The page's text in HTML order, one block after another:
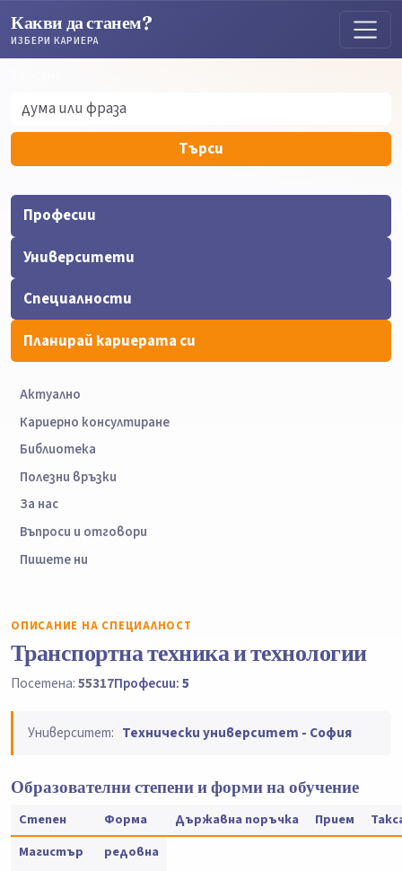
Какви да станем?
ИЗБЕРИ КАРИЕРА
Търси
Професии
Университети
Специалности
Планирай кариерата си
Актуално
Кариерно консултиране
Библиотека
Полезни връзки
За нас
Въпроси и отговори
Пишете ни
ОПИСАНИЕ НА СПЕЦИАЛНОСТ
Транспортна техника и технологии
Посетена:55317Професии:5
Университет: Технически университет - София
Образователни степени и форми на обучение
Степен Форма Държавна поръчка Прием
Магистър
редовна